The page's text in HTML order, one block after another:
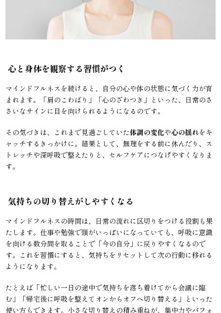
心と身体を観察する習慣がつく
マインドフルネスを続けると、自分の心や体の状態に気づく力が育
まれます。「肩のこわばり」「心のざわつき」といった、日常のさ
さいなサインに目を向けられるようになるのです。
その気づきは、これまで見過ごしていた体調の変化や心の揺れをキ
ャッチするきっかけに。結果として、無理をする前に休んだり、ス
トレッチや深呼吸で整えたりと、セルフケアにつなげやすくなりま
す。
気持ちの切り替えがしやすくなる
マインドフルネスの時間は、日常の流れに区切りをつける役割も果
たします。仕事や勉強で頭がいっぱいになっていても、呼吸に意識
を向ける数分間を取ることで「今の自分」に戻りやすくなるので
す。これを習慣にすると、気持ちをリセットして次の行動に移れる
ようになります。
たとえば「忙しい一日の途中で気持ちを落ち着けてから会議に臨
む」「帰宅後に呼吸を整えてオンからオフへ切り替える」といった
使い方もできます。小さな切り替えの積み重ねが、集中力やパフォ